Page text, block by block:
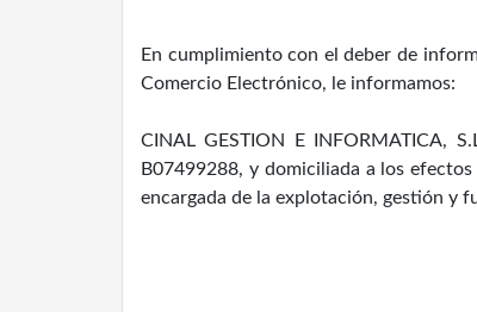
En cumplimiento con el deber de
Comercio Electrónico, le informamos:
CINAL GESTION E INFORMATICA,
B07499288, y domiciliada a los
encargada de la explotación, gestión y